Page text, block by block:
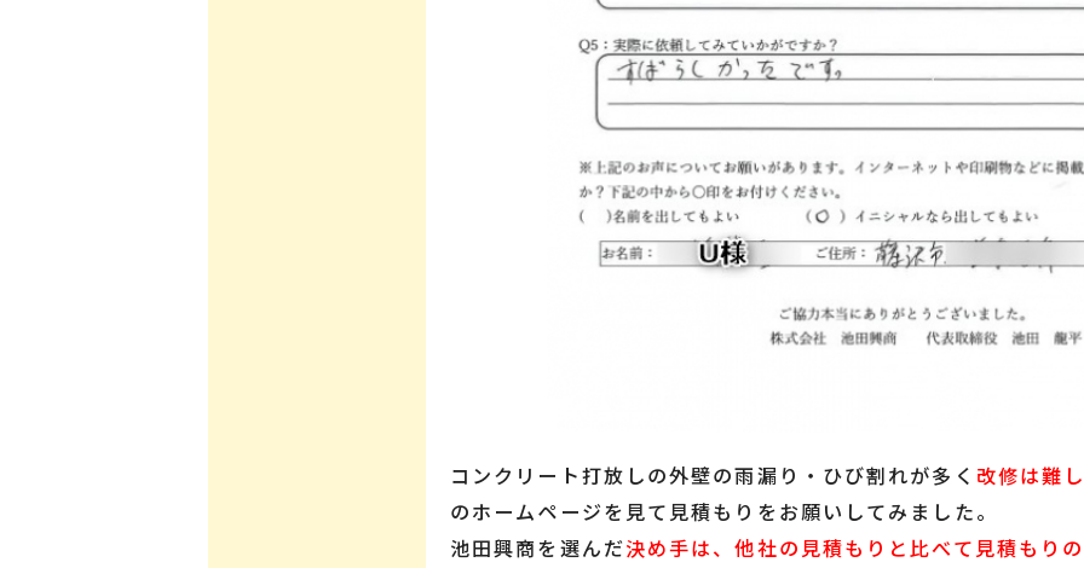
コンクリート打放しの外壁の雨漏り・ひび割れが多く 改修は難
のホームページを見て見積もりをお願いしてみました。
池田興商を選んだ決め手は、他社の見積もりと比べて見積もり